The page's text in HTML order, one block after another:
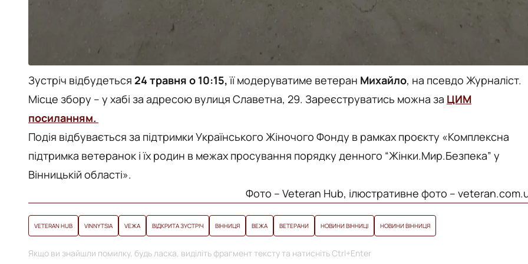
Зустріч відбудеться 24 травня о 10:15,її модеруватиме ветеран Михайло, на псевдо Журналіст.
Місце збору – у хабі за адресою вулиця Славетна, 29. Зареєструватись можна за ЦИМ
посиланням.
Подія відбувається за підтримки Українського Жіночого Фонду в рамках проєкту «Комплексна
підтримка ветеранок і їх родин в межах просування порядку денного “Жінки.Мир.Безпека” у
Вінницькій області».
Фото – Veteran Hub, ілюстративне фото –
VETERAN HUB VINNYTSIA VЕЖА ВІДКРИТА ЗУСТРІЧ ВІННИЦЯ ВЕЖА ВЕТЕРАНИ НОВИНИ ВІННИЦІ НОВИНИ ВІННИЦЯ
Якщо ви знайшли помилку, будь ласка, виділіть фрагмент тексту та натисніть Ctrl+Enter